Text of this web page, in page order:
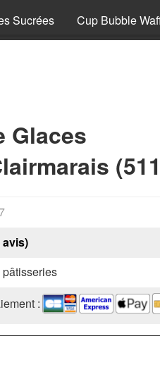
Sucrées Cup Bubble
Glaces
avis)
: